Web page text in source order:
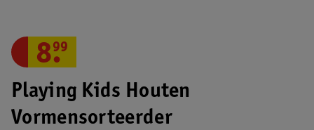
Playing Kids Houten
Vormensorteerder
8.
99